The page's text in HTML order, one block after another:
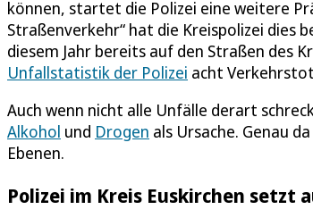
können, startet die Polizei eine weitere
Straßenverkehr“ hat die Kreispolizei dies
diesem Jahr bereits auf den Straßen des
Unfallstatistik der Polizei acht
Auch wenn nicht alle Unfälle derart
Alkohol und Drogen als Ursache. Genau
Ebenen.
Polizei im Kreis Euskirchen setzt